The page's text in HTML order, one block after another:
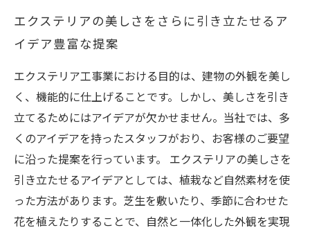
エクステリアの美しさをさらに引き立たせるア
イデア豊富な提案
エクステリア工事業における目的は、建物の外観を美し
く、機能的に仕上げることです。しかし、美しさを引き
立てるためにはアイデアが欠かせません。当社では、多
くのアイデアを持ったスタッフがおり、お客様のご要望
に沿った提案を行っています。 エクステリアの美しさを
引き立たせるアイデアとしては、植栽など自然素材を使
った方法があります。芝生を敷いたり、季節に合わせた
花を植えたりすることで、自然と一体化した外観を実現